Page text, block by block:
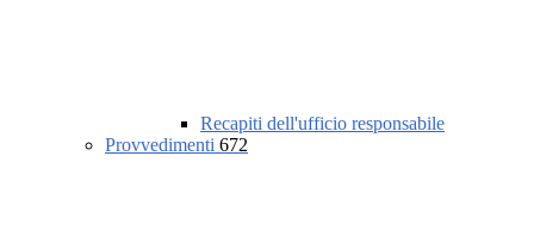
Recapiti dell'ufficio responsabile
Provvedimenti 672